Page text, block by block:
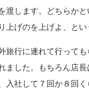
渡します。どちらか
げのを上げよ、とい
旅行に連れて行っても
ました。もちろん店
入社して７回か８回